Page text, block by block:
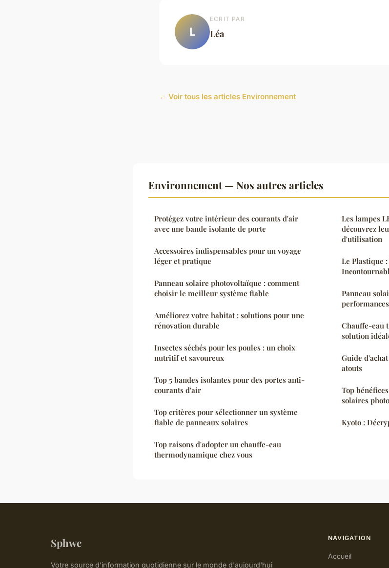
L
ECRIT PAR
Léa
← Voir tous les articles Environnement
Environnement — Nos autres articles
Protégez votre intérieur des courants d'air
avec une bande isolante de porte
Accessoires indispensables pour un voyage
léger et pratique
Panneau solaire photovoltaïque : comment
choisir le meilleur système fiable
Améliorez votre habitat : solutions pour une
rénovation durable
Insectes séchés pour les poules : un choix
nutritif et savoureux
Top 5 bandes isolantes pour des portes anti-
courants d'air
Top critères pour sélectionner un système
fiable de panneaux solaires
Top raisons d'adopter un chauffe-eau
thermodynamique chez vous
Les lampes
découvrez
d'utilisation
Le Plastique
Panneau
Chauffe-eau
solution
Guide
atouts
Top
solaires
Kyoto :
Sphwc
Votre source d'information quotidienne sur le monde d'aujourd'hui
NAVIGATION
Accueil